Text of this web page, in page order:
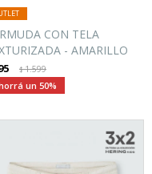
CON TELA
- AMARILLO
$1.599
50